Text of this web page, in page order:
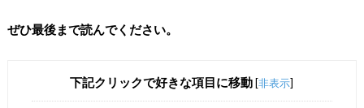
ぜひ最後まで読んでください。
下記クリックで好きな項目に移動 [非表示]